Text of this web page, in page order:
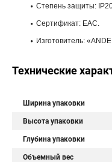
Степень защиты:
Сертификат: ЕАС.
Изготовитель:
Технические
Ширина упаковки
Высота упаковки
Глубина упаковки
Объемный вес